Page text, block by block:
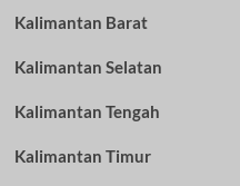
Kalimantan Barat
Kalimantan Selatan
Kalimantan Tengah
Kalimantan Timur